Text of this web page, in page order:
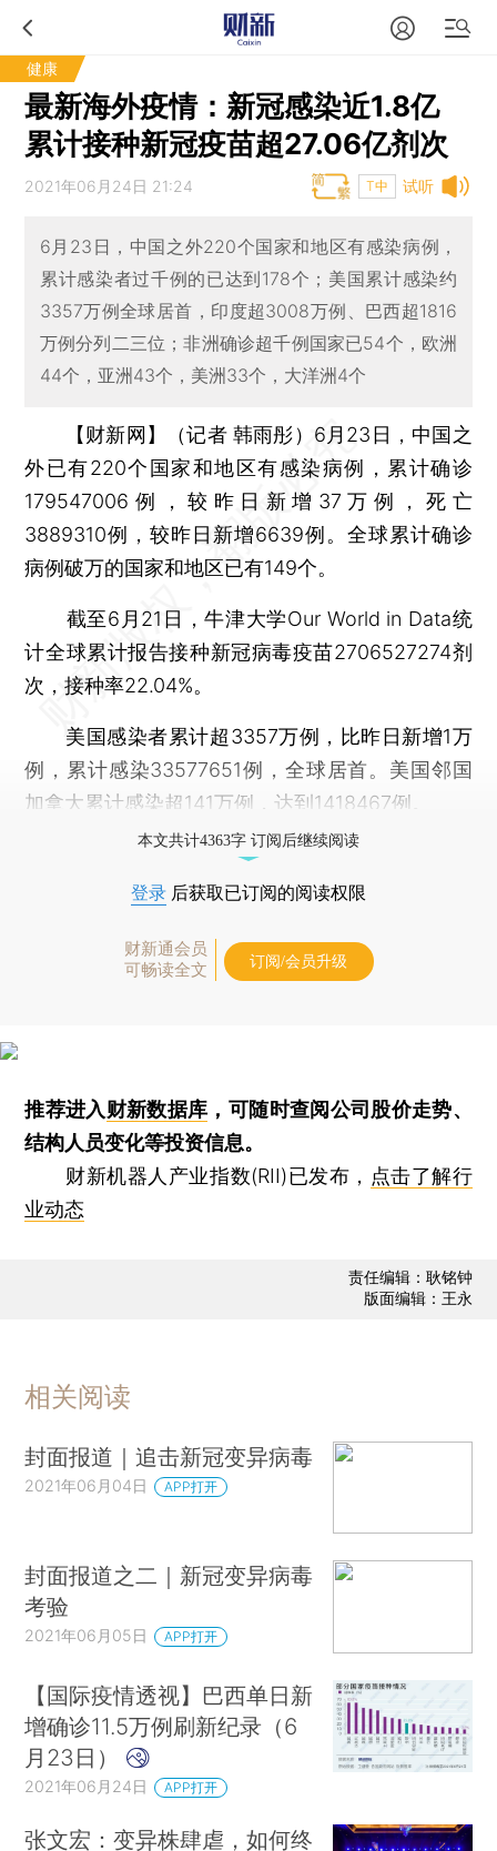
健康
最新海外疫情：新冠感染近1.8亿
累计接种新冠疫苗超27.06亿剂次
试听
2021年06月24日 21:24 T中
6月23日，中国之外220个国家和地区有感染病例，
累计感染者过千例的已达到178个；美国累计感染约
3357万例全球居首，印度超3008万例、巴西超1816
万例分列二三位；非洲确诊超千例国家已54个，欧洲
44个，亚洲43个，美洲33个，大洋洲4个
【财新网】（记者 韩雨彤） 6月23日，中国之
外已有220个国家和地区有感染病例，累计确诊
179547006例，较昨日新增37万例，死亡
3889310例，较昨日新增6639例。全球累计确诊
病例破万的国家和地区已有149个。
截至6月21日，牛津大学Our World in Data统
计全球累计报告接种新冠病毒疫苗2706527274剂
次，接种率22.04%。
美国感染者累计超3357万例，比昨日新增1万
例，累计感染33577651例，全球居首。美国邻国
加拿大累计感染超141万例，达到1418467例。
本文共计4363字 订阅后继续阅读
登录 后获取已订阅的阅读权限
财新通会员
可畅读全文
订阅/会员升级
推荐进入财新数据库 ，可随时查阅公司股价走势、
结构人员变化等投资信息。
财新机器人产业指数(RII)已发布， 点击了解行
业动态
责任编辑：耿铭钟
版面编辑：王永
相关阅读
封面报道｜追击新冠变异病毒
2021年06月04日 APP打开
封面报道之二｜新冠变异病毒
考验
2021年06月05日 APP打开
【国际疫情透视】巴西单日新
增确诊11.5万例刷新纪录（6
月23日）
2021年06月24日 APP打开
张文宏：变异株肆虐，如何终